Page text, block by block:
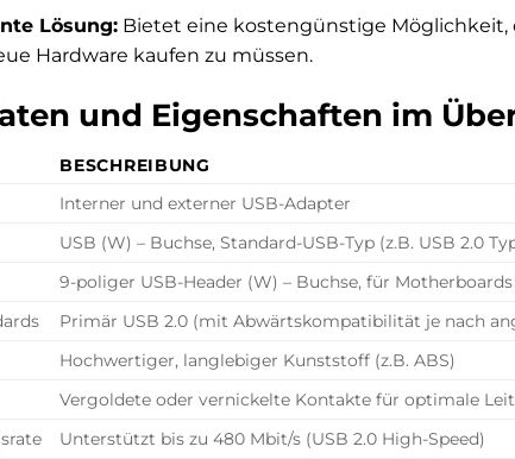
Lösung:Bietet eine kostengünstige Möglichkeit,
Hardware kaufen zu müssen.
und Eigenschaften im
BESCHREIBUNG
Interner und externer USB-Adapter
USB (W) – Buchse, Standard-USB-Typ (z.B. USB 2.0
9-poliger USB-Header (W) – Buchse, für Motherboards
Primär USB 2.0 (mit Abwärtskompatibilität je nach
Hochwertiger, langlebiger Kunststoff (z.B. ABS)
Vergoldete oder vernickelte Kontakte für optimale
Unterstützt bis zu 480 Mbit/s (USB 2.0 High-Speed)